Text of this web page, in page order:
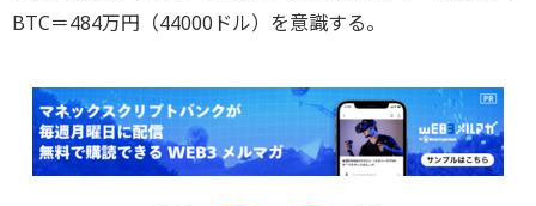
BTC＝484万円（44000ドル）を意識する。